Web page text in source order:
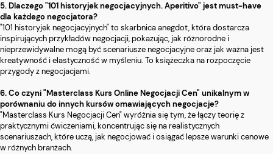
5. Dlaczego "101 historyjek negocjacyjnych. Aperitivo" jest must-have
dla każdego negocjatora?
"101 historyjek negocjacyjnych" to skarbnica anegdot, która dostarcza
inspirujących przykładów negocjacji, pokazując, jak różnorodne i
nieprzewidywalne mogą być scenariusze negocjacyjne oraz jak ważna jest
kreatywność i elastyczność w myśleniu. To książeczka na rozpoczęcie
przygody z negocjacjami.
6. Co czyni "Masterclass Kurs Online Negocjacji Cen" unikalnym w
porównaniu do innych kursów omawiających negocjacje?
"Masterclass Kurs Negocjacji Cen" wyróżnia się tym, że łączy teorię z
praktycznymi ćwiczeniami, koncentrując się na realistycznych
scenariuszach, które uczą, jak negocjować i osiągać lepsze warunki cenowe
w różnych branżach.